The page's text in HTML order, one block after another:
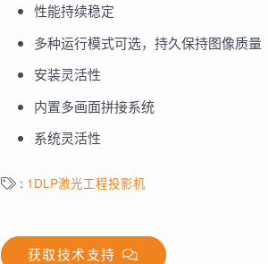
性能持续稳定
多种运行模式可选，持久保持图像质量
安装灵活性
内置多画面拼接系统
系统灵活性
: 1DLP激光工程投影机
获取技术支持